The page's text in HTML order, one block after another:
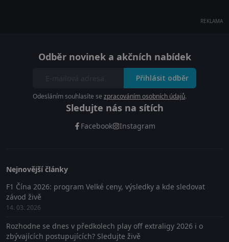
REKLAMA
Odběr novinek a akčních nabídek
Přihlásit odběr
Odesláním souhlasíte se zpracováním osobních údajů.
Sledujte nás na sítích
Facebook Instagram
Nejnovější články
F1 Čína 2026: program Velké ceny, výsledky a kde sledovat
závod živě
14. 03. 2026
Rozhodne se dnes v předkolech play off extraligy 2026 i o
zbývajících postupujících? Sledujte živě